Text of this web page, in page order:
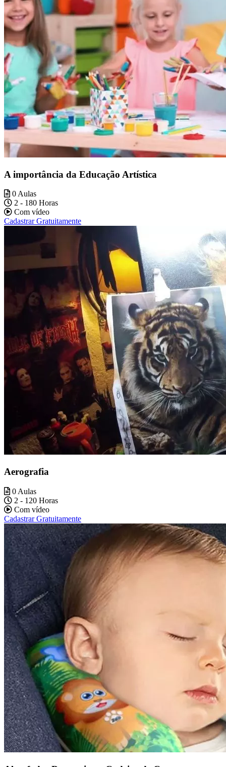
A importância da Educação Artística
0 Aulas
2 - 180 Horas
Com vídeo
Cadastrar Gratuitamente
Aerografia
0 Aulas
2 - 120 Horas
Com vídeo
Cadastrar Gratuitamente